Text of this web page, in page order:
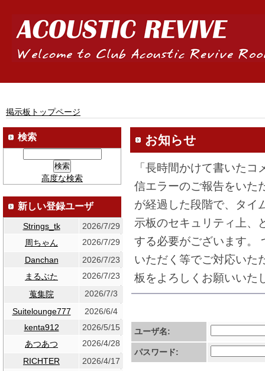
掲示板トップページ
お知らせ
「長時間かけて書いた
信エラーのご報告をいた
が経過した段階で、タイ
示板のセキュリティ上、
する必要がございます。
いただく等でご対応いた
板をよろしくお願いいた
ユーザ名:
パスワード:
検索
高度な検索
新しい登録ユーザ
Strings_tk
2026/7/29
周ちゃん
2026/7/29
Danchan
2026/7/23
まるぶた
2026/7/23
蒐集院
2026/7/3
Suitelounge777
2026/6/4
kenta912
2026/5/15
あつあつ
2026/4/28
RICHTER
2026/4/17